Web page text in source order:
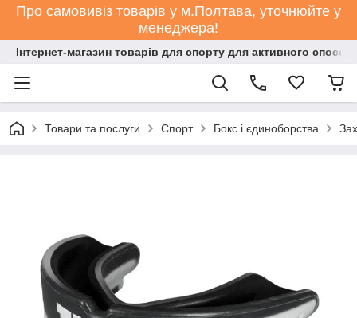
Про самовивіз товарів у м.Полтава, уточнюйте у
менеджера!
Інтернет-магазин товарів для спорту для активного
Товари та послуги Спорт Бокс і єдиноборства